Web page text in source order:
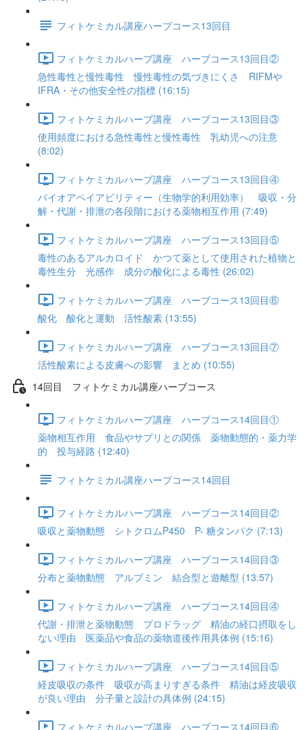
フィトケミカル講座ハーブコース13回目
フィトケミカルハーブ講座 ハーブコース13回目②
急性毒性と慢性毒性 慢性毒性の気づきにくさ RIFMや
IFRA・その他安全性の指標 (16:15)
フィトケミカルハーブ講座 ハーブコース13回目③
使用頻度における急性毒性と慢性毒性 乳幼児への注意
(8:02)
フィトケミカルハーブ講座 ハーブコース13回目④
バイオアペイアビリティー（生物学的利用効率） 吸収・分
解・代謝・排泄の各段階における薬物相互作用 (7:49)
フィトケミカルハーブ講座 ハーブコース13回目⑤
毒性のあるアルカロイド かつて薬として使用された植物と
毒性生分 光感作 成分の酸化による毒性 (26:02)
フィトケミカルハーブ講座 ハーブコース13回目⑥
酸化 酸化と運動 活性酸素 (13:55)
フィトケミカルハーブ講座 ハーブコース13回目⑦
活性酸素による皮膚への影響 まとめ (10:55)
14回目 フィトケミカル講座ハーブコース
フィトケミカルハーブ講座 ハーブコース14回目①
薬物相互作用 食品やサプリとの関係 薬物動態的・薬力学
的 投与経路 (12:40)
フィトケミカル講座ハーブコース14回目
フィトケミカルハーブ講座 ハーブコース14回目②
吸収と薬物動態 シトクロムP450 P- 糖タンパク (7:13)
フィトケミカルハーブ講座 ハーブコース14回目③
分布と薬物動態 アルブミン 結合型と遊離型 (13:57)
フィトケミカルハーブ講座 ハーブコース14回目④
代謝・排泄と薬物動態 プロドラッグ 精油の経口摂取をし
ない理由 医薬品や食品の薬物道後作用具体例 (15:16)
フィトケミカルハーブ講座 ハーブコース14回目⑤
経皮吸収の条件 吸収が高まりすぎる条件 精油は経皮吸収
が良い理由 分子量と設計の具体例 (24:15)
フィトケミカルハーブ講座 ハーブコース14回目⑥